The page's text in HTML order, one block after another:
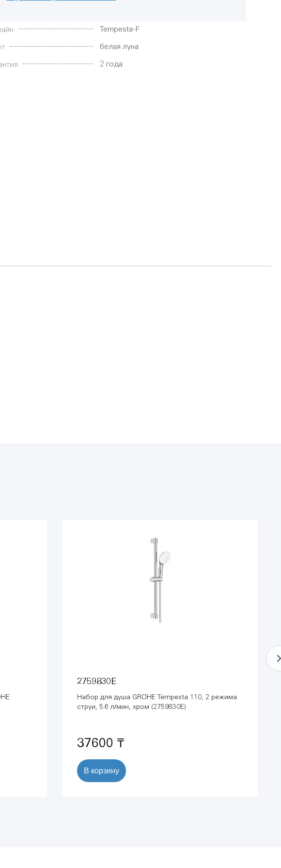
Tempesta-F
белая луна
2 года
2759830E
Набор для душа GROHE Tempesta 110, 2 режима
струи, 5.6 л/мин, хром (2759830E)
37600 ₸
В корзину